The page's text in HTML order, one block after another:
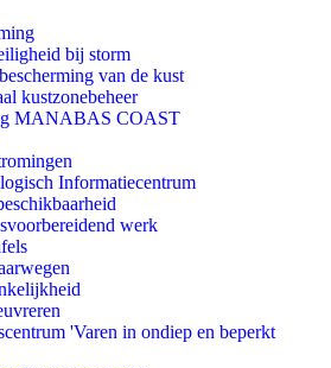
bij storm
van de kust
kustzonebeheer
MANABAS COAST
Informatiecentrum
werk
'Varen in ondiep en beperkt